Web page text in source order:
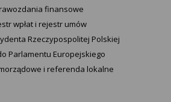
finansowe
wpłat i rejestr umów
Rzeczypospolitej Polskiej
Parlamentu Europejskiego
i referenda lokalne